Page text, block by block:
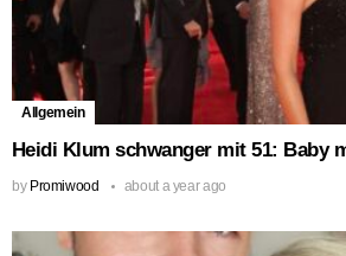
Allgemein
Heidi Klum schwanger mit 51: Baby
by Promiwood about a year ago